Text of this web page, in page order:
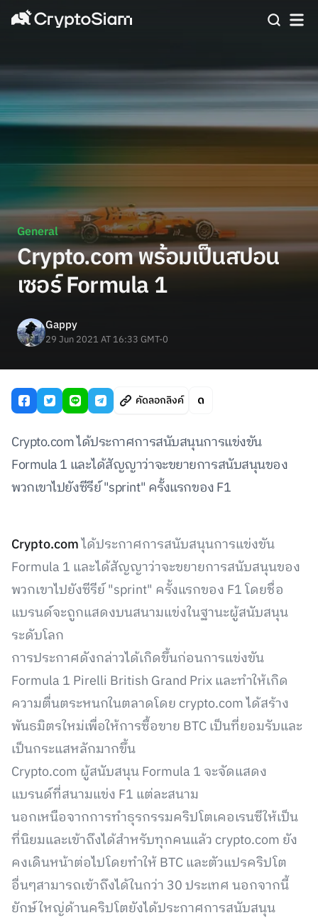
General
Crypto.com พร้อมเป็นสปอน
เซอร์ Formula 1
Gappy
29 Jun 2021 AT 16:33 GMT-0
คัดลอกลิงค์
Crypto.com ได้ประกาศการสนับสนุนการแข่งขัน
Formula 1 และได้สัญญาว่าจะขยายการสนับสนุนของ
พวกเขาไปยังซีรีย์ "sprint" ครั้งแรกของ F1
Crypto.comได้ประกาศการสนับสนุนการแข่งขัน
Formula 1 และได้สัญญาว่าจะขยายการสนับสนุนของ
พวกเขาไปยังซีรีย์ "sprint" ครั้งแรกของ F1 โดยชื่อ
แบรนด์จะถูกแสดงบนสนามแข่งในฐานะผู้สนับสนุน
ระดับโลก
การประกาศดังกล่าวได้เกิดขึ้นก่อนการแข่งขัน
Formula 1 Pirelli British Grand Prix และทำให้เกิด
ความตื่นตระหนกในตลาดโดย crypto.com ได้สร้าง
พันธมิตรใหม่เพื่อให้การซื้อขาย BTC เป็นที่ยอมรับและ
เป็นกระแสหลักมากขึ้น
Crypto.com ผู้สนับสนุน Formula 1 จะจัดแสดง
แบรนด์ที่สนามแข่ง F1 แต่ละสนาม
นอกเหนือจากการทำธุรกรรมคริปโตเคอเรนซีให้เป็น
ที่นิยมและเข้าถึงได้สำหรับทุกคนแล้ว crypto.com ยัง
คงเดินหน้าต่อไปโดยทำให้ BTC และตัวแปรคริปโต
อื่นๆสามารถเข้าถึงได้ในกว่า 30 ประเทศ นอกจากนี้
ยักษ์ใหญ่ด้านคริปโตยังได้ประกาศการสนับสนุน